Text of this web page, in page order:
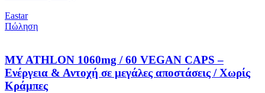
Eastar
Πώληση
MY ATHLON 1060mg / 60 VEGAN CAPS –
Ενέργεια & Αντοχή σε μεγάλες αποστάσεις / Χωρίς
Κράμπες